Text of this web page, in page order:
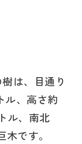
は、目通り
ル、高さ約
ル、南北
です。